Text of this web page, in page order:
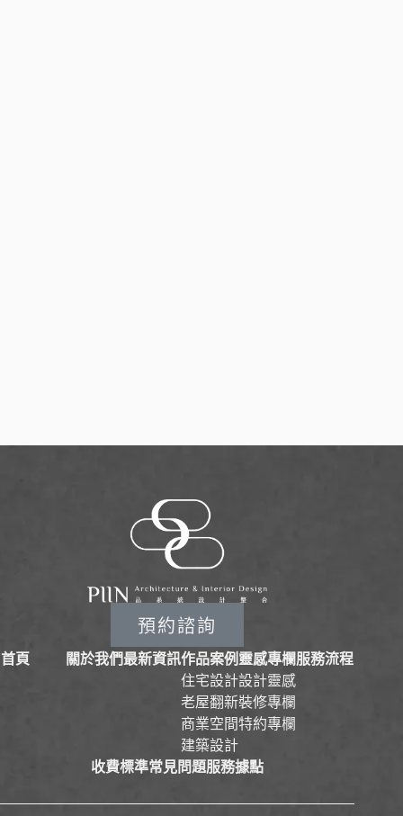
預約諮詢
首頁 關於我們最新資訊作品案例
住宅設計
老屋翻新
商業空間
建築設計
靈感專欄
設計靈感
裝修專欄
特約專欄
服務流程
收費標準常見問題服務據點